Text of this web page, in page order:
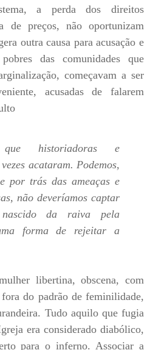
a perda dos direitos
de preços, não oportunizam
outra causa para acusação e
das comunidades que
começavam a ser
acusadas de falarem
historiadoras e
acataram. Podemos,
por trás das ameaças e
não deveríamos captar
nascido da raiva pela
forma de rejeitar a
libertina, obscena, com
do padrão de feminilidade,
Tudo aquilo que fugia
era considerado diabólico,
para o inferno. Associar a